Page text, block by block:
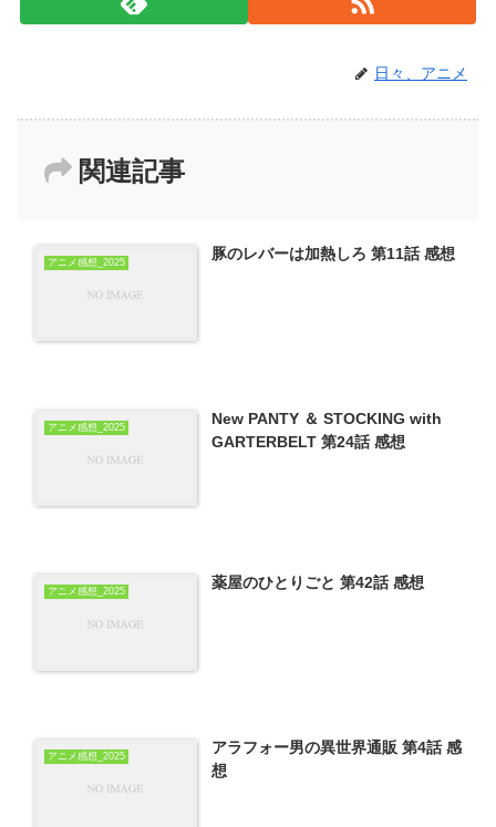
日々、アニメ
関連記事
アニメ感想_2025 豚のレバーは加熱しろ 第11話 感想
アニメ感想_2025
New PANTY ＆ STOCKING with
GARTERBELT 第24話 感想
アニメ感想_2025 薬屋のひとりごと 第42話 感想
アニメ感想_2025
アラフォー男の異世界通販 第4話 感
想